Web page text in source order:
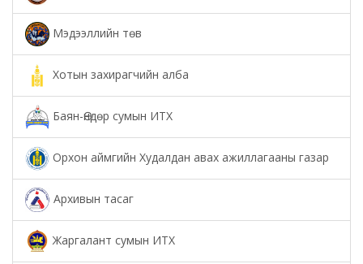
Мэдээллийн төв
Хотын захирагчийн алба
Баян-Өндөр сумын ИТХ
Орхон аймгийн Худалдан авах ажиллагааны газар
Архивын тасаг
Жаргалант сумын ИТХ